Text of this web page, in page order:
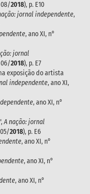
08/2018), p. E10
jornal independente,
, ano XI, n°
jornal
06/2018), p. E7
exposição do artista
independente, ano XI,
, ano XI, n°
A nação: jornal
2018), p. E6
, ano XI, n°
, ano XI, n°
, ano XI, n°